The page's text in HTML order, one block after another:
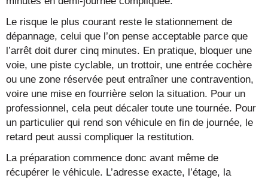
Le risque le plus courant reste le stationnement de
dépannage, celui que l’on pense acceptable parce que
l’arrêt doit durer cinq minutes. En pratique, bloquer une
voie, une piste cyclable, un trottoir, une entrée cochère
ou une zone réservée peut entraîner une contravention,
voire une mise en fourrière selon la situation. Pour un
professionnel, cela peut décaler toute une tournée. Pour
un particulier qui rend son véhicule en fin de journée, le
retard peut aussi compliquer la restitution.
La préparation commence donc avant même de
récupérer le véhicule. L’adresse exacte, l’étage, la